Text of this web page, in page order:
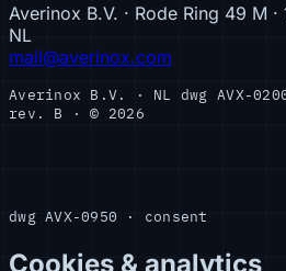
Averinox B.V. · Rode Ring 49 M
NL
mail@averinox.com
Averinox B.V. · NL dwg AVX-
rev. B · © 2026
dwg AVX-0950 · consent
Cookies & analytics